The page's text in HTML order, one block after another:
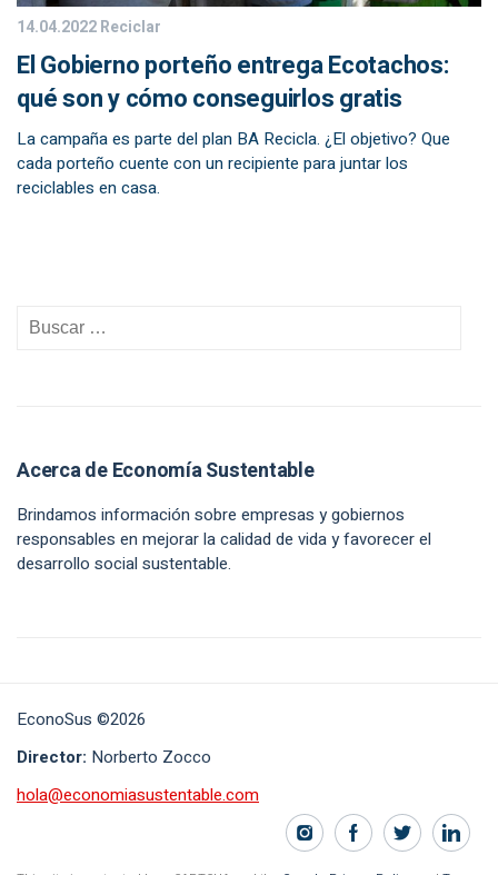
14.04.2022Reciclar
El Gobierno porteño entrega Ecotachos:
qué son y cómo conseguirlos gratis
La campaña es parte del plan BA Recicla. ¿El objetivo? Que
cada porteño cuente con un recipiente para juntar los
reciclables en casa.
Acerca de Economía Sustentable
Brindamos información sobre empresas y gobiernos
responsables en mejorar la calidad de vida y favorecer el
desarrollo social sustentable.
EconoSus ©2026
Director: Norberto Zocco
hola@economiasustentable.com